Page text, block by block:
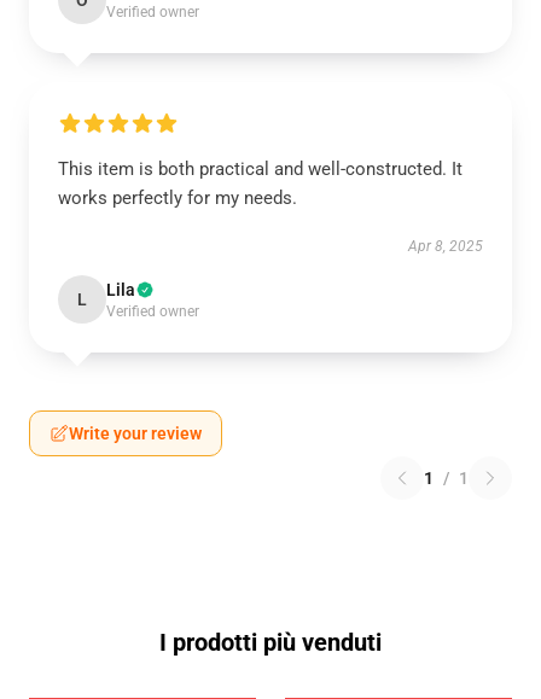
Verified owner
This item is both practical and well-constructed. It
works perfectly for my needs.
Apr 8, 2025
L Lila
Verified owner
Write your review
1 / 1
I prodotti più venduti